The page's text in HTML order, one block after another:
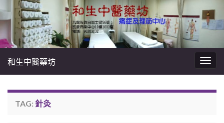
和生中醫藥坊
TAG: 針灸